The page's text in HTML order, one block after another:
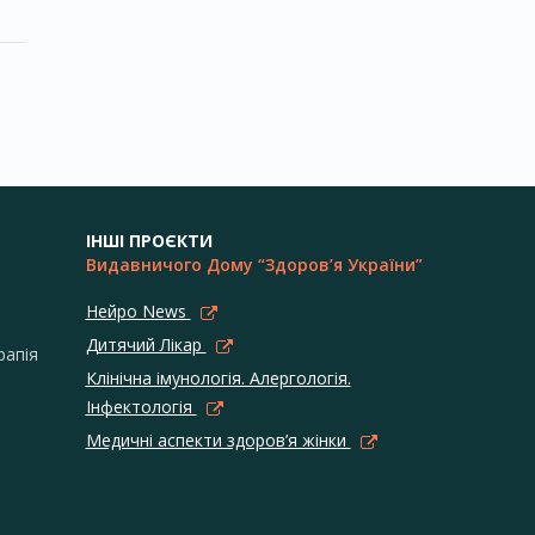
ІНШІ ПРОЄКТИ
Видавничого Дому “Здоров’я України”
Нейро News
Дитячий Лікар
Клінічна імунологія. Алергологія.
Інфектологія
Медичні аспекти здоров’я жінки